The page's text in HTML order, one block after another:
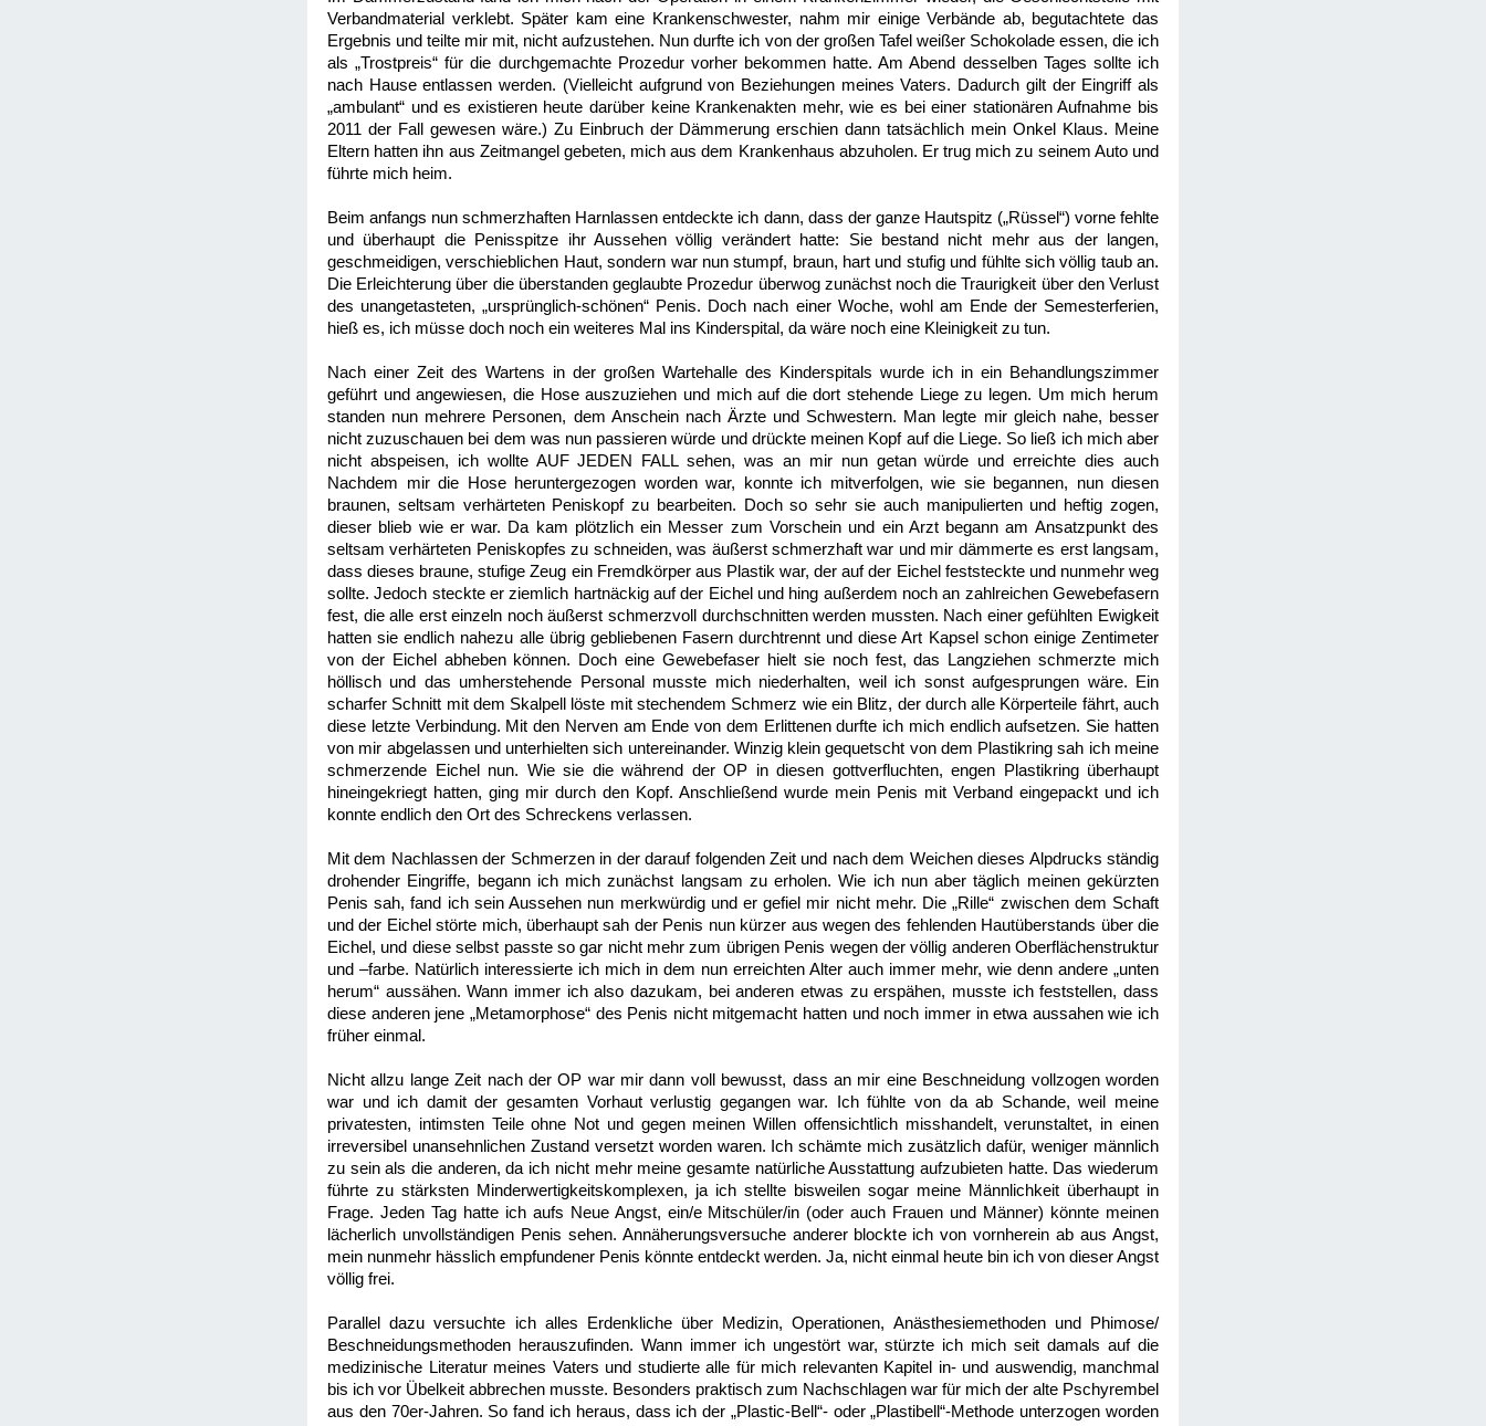
Verbandmaterial verklebt. Später kam eine Krankenschwester, nahm mir einige Verbände ab, begutachtete das
Ergebnis und teilte mir mit, nicht aufzustehen. Nun durfte ich von der großen Tafel weißer Schokolade essen, die ich
als „Trostpreis“ für die durchgemachte Prozedur vorher bekommen hatte. Am Abend desselben Tages sollte ich
nach Hause entlassen werden. (Vielleicht aufgrund von Beziehungen meines Vaters. Dadurch gilt der Eingriff als
„ambulant“ und es existieren heute darüber keine Krankenakten mehr, wie es bei einer stationären Aufnahme bis
2011 der Fall gewesen wäre.) Zu Einbruch der Dämmerung erschien dann tatsächlich mein Onkel Klaus. Meine
Eltern hatten ihn aus Zeitmangel gebeten, mich aus dem Krankenhaus abzuholen. Er trug mich zu seinem Auto und
führte mich heim.
Beim anfangs nun schmerzhaften Harnlassen entdeckte ich dann, dass der ganze Hautspitz („Rüssel“) vorne fehlte
und überhaupt die Penisspitze ihr Aussehen völlig verändert hatte: Sie bestand nicht mehr aus der langen,
geschmeidigen, verschieblichen Haut, sondern war nun stumpf, braun, hart und stufig und fühlte sich völlig taub an.
Die Erleichterung über die überstanden geglaubte Prozedur überwog zunächst noch die Traurigkeit über den Verlust
des unangetasteten, „ursprünglich-schönen“ Penis. Doch nach einer Woche, wohl am Ende der Semesterferien,
hieß es, ich müsse doch noch ein weiteres Mal ins Kinderspital, da wäre noch eine Kleinigkeit zu tun.
Nach einer Zeit des Wartens in der großen Wartehalle des Kinderspitals wurde ich in ein Behandlungszimmer
geführt und angewiesen, die Hose auszuziehen und mich auf die dort stehende Liege zu legen. Um mich herum
standen nun mehrere Personen, dem Anschein nach Ärzte und Schwestern. Man legte mir gleich nahe, besser
nicht zuzuschauen bei dem was nun passieren würde und drückte meinen Kopf auf die Liege. So ließ ich mich aber
nicht abspeisen, ich wollte AUF JEDEN FALL sehen, was an mir nun getan würde und erreichte dies auch
Nachdem mir die Hose heruntergezogen worden war, konnte ich mitverfolgen, wie sie begannen, nun diesen
braunen, seltsam verhärteten Peniskopf zu bearbeiten. Doch so sehr sie auch manipulierten und heftig zogen,
dieser blieb wie er war. Da kam plötzlich ein Messer zum Vorschein und ein Arzt begann am Ansatzpunkt des
seltsam verhärteten Peniskopfes zu schneiden, was äußerst schmerzhaft war und mir dämmerte es erst langsam,
dass dieses braune, stufige Zeug ein Fremdkörper aus Plastik war, der auf der Eichel feststeckte und nunmehr weg
sollte. Jedoch steckte er ziemlich hartnäckig auf der Eichel und hing außerdem noch an zahlreichen Gewebefasern
fest, die alle erst einzeln noch äußerst schmerzvoll durchschnitten werden mussten. Nach einer gefühlten Ewigkeit
hatten sie endlich nahezu alle übrig gebliebenen Fasern durchtrennt und diese Art Kapsel schon einige Zentimeter
von der Eichel abheben können. Doch eine Gewebefaser hielt sie noch fest, das Langziehen schmerzte mich
höllisch und das umherstehende Personal musste mich niederhalten, weil ich sonst aufgesprungen wäre. Ein
scharfer Schnitt mit dem Skalpell löste mit stechendem Schmerz wie ein Blitz, der durch alle Körperteile fährt, auch
diese letzte Verbindung. Mit den Nerven am Ende von dem Erlittenen durfte ich mich endlich aufsetzen. Sie hatten
von mir abgelassen und unterhielten sich untereinander. Winzig klein gequetscht von dem Plastikring sah ich meine
schmerzende Eichel nun. Wie sie die während der OP in diesen gottverfluchten, engen Plastikring überhaupt
hineingekriegt hatten, ging mir durch den Kopf. Anschließend wurde mein Penis mit Verband eingepackt und ich
konnte endlich den Ort des Schreckens verlassen.
Mit dem Nachlassen der Schmerzen in der darauf folgenden Zeit und nach dem Weichen dieses Alpdrucks ständig
drohender Eingriffe, begann ich mich zunächst langsam zu erholen. Wie ich nun aber täglich meinen gekürzten
Penis sah, fand ich sein Aussehen nun merkwürdig und er gefiel mir nicht mehr. Die „Rille“ zwischen dem Schaft
und der Eichel störte mich, überhaupt sah der Penis nun kürzer aus wegen des fehlenden Hautüberstands über die
Eichel, und diese selbst passte so gar nicht mehr zum übrigen Penis wegen der völlig anderen Oberflächenstruktur
und –farbe. Natürlich interessierte ich mich in dem nun erreichten Alter auch immer mehr, wie denn andere „unten
herum“ aussähen. Wann immer ich also dazukam, bei anderen etwas zu erspähen, musste ich feststellen, dass
diese anderen jene „Metamorphose“ des Penis nicht mitgemacht hatten und noch immer in etwa aussahen wie ich
früher einmal.
Nicht allzu lange Zeit nach der OP war mir dann voll bewusst, dass an mir eine Beschneidung vollzogen worden
war und ich damit der gesamten Vorhaut verlustig gegangen war. Ich fühlte von da ab Schande, weil meine
privatesten, intimsten Teile ohne Not und gegen meinen Willen offensichtlich misshandelt, verunstaltet, in einen
irreversibel unansehnlichen Zustand versetzt worden waren. Ich schämte mich zusätzlich dafür, weniger männlich
zu sein als die anderen, da ich nicht mehr meine gesamte natürliche Ausstattung aufzubieten hatte. Das wiederum
führte zu stärksten Minderwertigkeitskomplexen, ja ich stellte bisweilen sogar meine Männlichkeit überhaupt in
Frage. Jeden Tag hatte ich aufs Neue Angst, ein/e Mitschüler/in (oder auch Frauen und Männer) könnte meinen
lächerlich unvollständigen Penis sehen. Annäherungsversuche anderer blockte ich von vornherein ab aus Angst,
mein nunmehr hässlich empfundener Penis könnte entdeckt werden. Ja, nicht einmal heute bin ich von dieser Angst
völlig frei.
Parallel dazu versuchte ich alles Erdenkliche über Medizin, Operationen, Anästhesiemethoden und Phimose/
Beschneidungsmethoden herauszufinden. Wann immer ich ungestört war, stürzte ich mich seit damals auf die
medizinische Literatur meines Vaters und studierte alle für mich relevanten Kapitel in- und auswendig, manchmal
bis ich vor Übelkeit abbrechen musste. Besonders praktisch zum Nachschlagen war für mich der alte Pschyrembel
aus den 70er-Jahren. So fand ich heraus, dass ich der „Plastic-Bell“- oder „Plastibell“-Methode unterzogen worden